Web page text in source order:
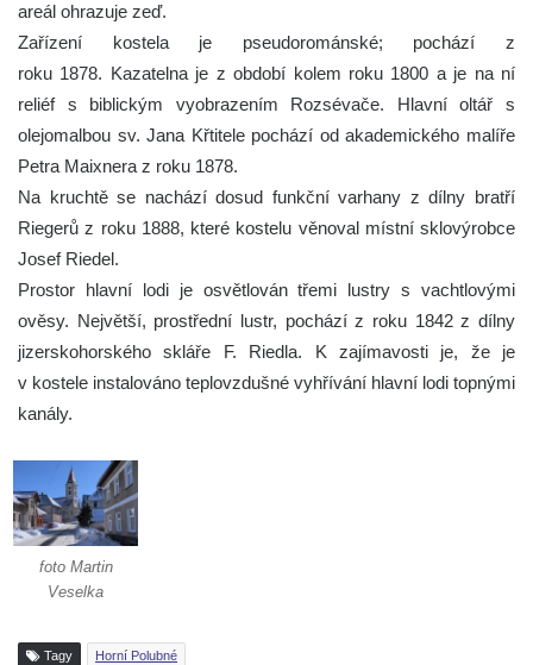
areál ohrazuje zeď.
Zařízení kostela je pseudorománské; pochází z
roku 1878. Kazatelna je z období kolem roku 1800 a je na ní
reliéf s biblickým vyobrazením Rozsévače. Hlavní oltář s
olejomalbou sv. Jana Křtitele pochází od akademického malíře
Petra Maixnera z roku 1878.
Na kruchtě se nachází dosud funkční varhany z dílny bratří
Riegerů z roku 1888, které kostelu věnoval místní sklovýrobce
Josef Riedel.
Prostor hlavní lodi je osvětlován třemi lustry s vachtlovými
ověsy. Největší, prostřední lustr, pochází z roku 1842 z dílny
jizerskohorského skláře F. Riedla. K zajímavosti je, že je
v kostele instalováno teplovzdušné vyhřívání hlavní lodi topnými
kanály.
foto Martin
Veselka
Tagy Horní Polubné